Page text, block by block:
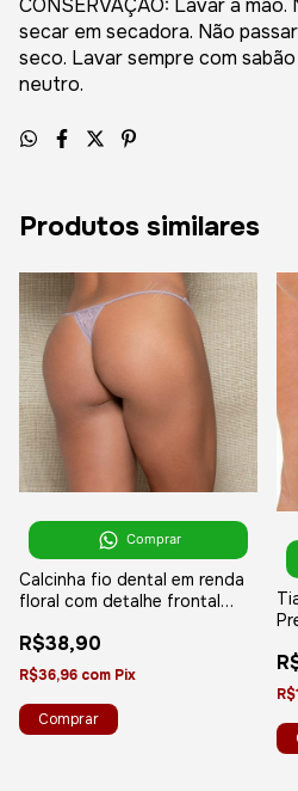
CONSERVAÇÃO: Lavar à
secar em secadora. Não
seco. Lavar sempre com
neutro.
Produtos similares
Comprar
Calcinha fio dental em renda
floral com detalhe frontal
Lingerie
R$38,90
R$36,96 com Pix